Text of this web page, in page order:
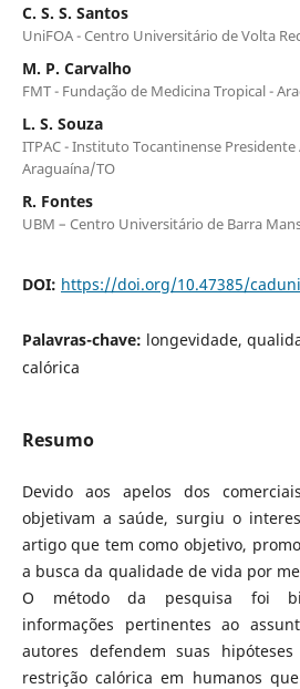
C. S. S. Santos
UniFOA - Centro Universitário de Volta
M. P. Carvalho
FMT - Fundação de Medicina Tropical -
L. S. Souza
ITPAC - Instituto Tocantinense
Araguaína/TO
R. Fontes
UBM – Centro Universitário de Barra
DOI: https://doi.org/10.47385/
Palavras-chave: longevidade,
calórica
Resumo
Devido aos apelos dos
objetivam a saúde, surgiu o
artigo que tem como objetivo,
a busca da qualidade de vida por
O método da pesquisa foi
informações pertinentes ao
autores defendem suas
restrição calórica em humanos